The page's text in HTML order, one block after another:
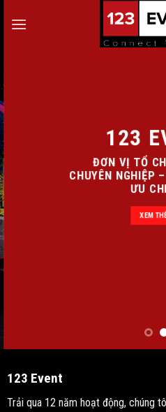
123
ĐƠN VỊ TỔ
CHUYÊN NGHIỆP
ƯU
XEM
123 Event
Trải qua 12 năm hoạt động, chúng